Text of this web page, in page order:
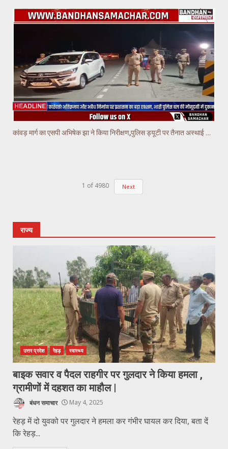
कांवड़ मार्ग का एसपी अभिषेक झा ने किया निरीक्षण,पुलिस ड्यूटी पर तैनात अस्थाई चौकियो का किया निरीक्षण
1 of 4980 Next
राज्य
उत्तर प्रदेश रेहड़ स्वास्थ्य
बाइक सवार व पैदल राहगीर पर गुलदार ने किया हमला ,
ग्रामीणों में दहशत का माहौल |
बंधन समाचार May 4, 2025
रेहड़ में दो युवको पर गुलदार ने हमला कर गंभीर घायल कर दिया, बता दें
कि रेहड़...